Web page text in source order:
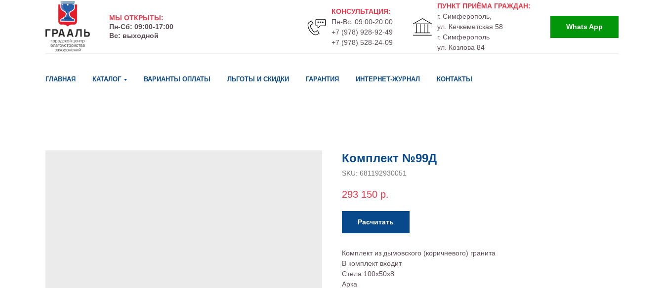
МЫ ОТКРЫТЫ:
Пн-Сб: 09:00-17:00
Вс: выходной
КОНСУЛЬТАЦИЯ:
Пн-Вс: 09:00-20:00
+7 (978) 928-92-49
+7 (978) 528-24-09
ПУНКТ ПРИЁМА ГРАЖДАН:
г. Симферополь,
ул. Кечкеметская 58
г. Симферополь
ул. Козлова 84
Whats App
ГЛАВНАЯ КАТАЛОГ ВАРИАНТЫ ОПЛАТЫ ЛЬГОТЫ И СКИДКИ ГАРАНТИЯ ИНТЕРНЕТ-ЖУРНАЛ КОНТАКТЫ
Комплект №99Д
SKU: 681192930051
293 150 р.
Расчитать
Комплект из дымовского (коричневого) гранита
В комплект входит
Стела 100х50х8
Арка